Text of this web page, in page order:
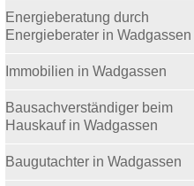
Energieberatung durch
Energieberater in Wadgassen
Immobilien in Wadgassen
Bausachverständiger beim
Hauskauf in Wadgassen
Baugutachter in Wadgassen